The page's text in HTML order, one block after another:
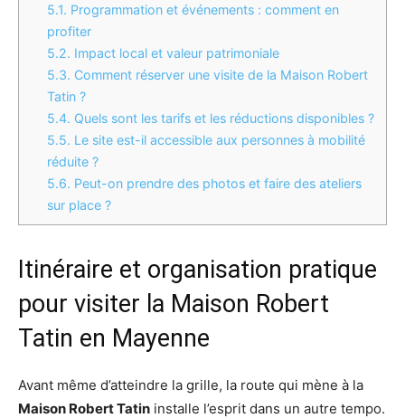
5.1. Programmation et événements : comment en
profiter
5.2. Impact local et valeur patrimoniale
5.3. Comment réserver une visite de la Maison Robert
Tatin ?
5.4. Quels sont les tarifs et les réductions disponibles ?
5.5. Le site est-il accessible aux personnes à mobilité
réduite ?
5.6. Peut-on prendre des photos et faire des ateliers
sur place ?
Itinéraire et organisation pratique
pour visiter la Maison Robert
Tatin en Mayenne
Avant même d’atteindre la grille, la route qui mène à la
Maison Robert Tatin installe l’esprit dans un autre tempo.